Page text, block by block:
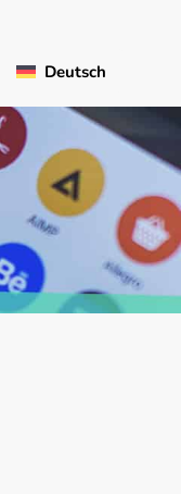
Deutsch